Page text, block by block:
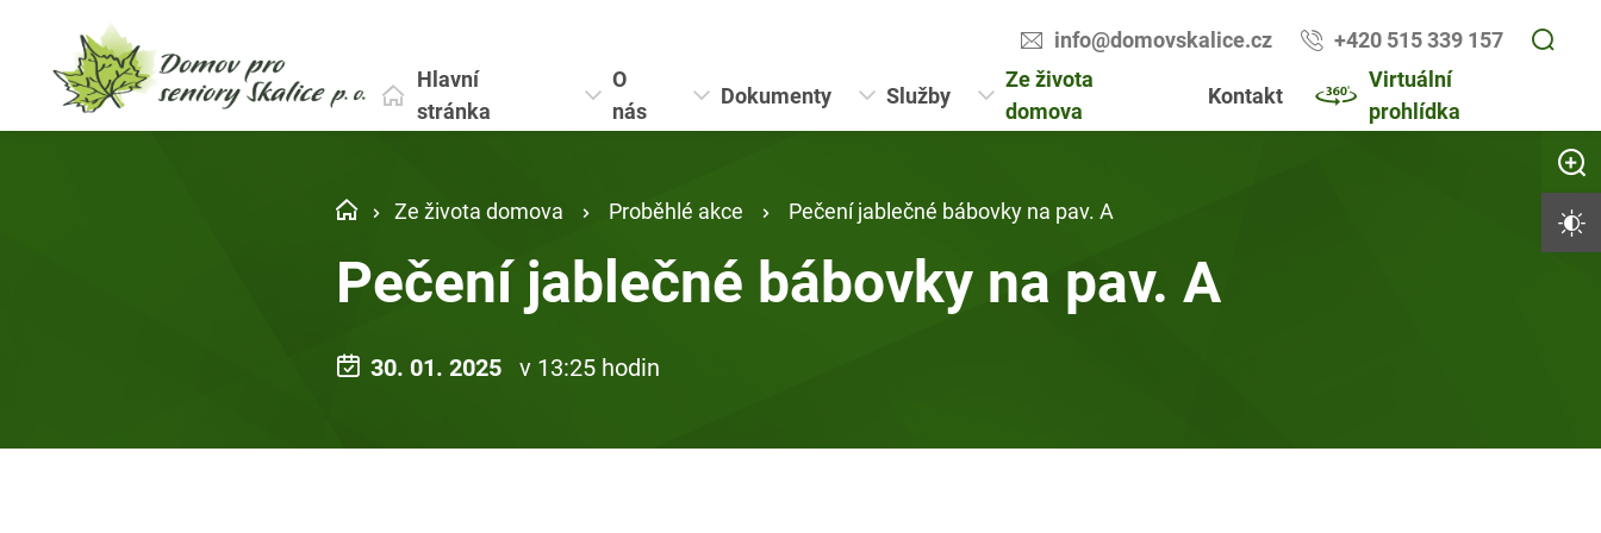
info@domovskalice.cz
+420 515 339 157
Hlavní
stránka
O
nás
Dokumenty Služby
Ze života
domova
Kontakt
Virtuální
prohlídka
Ze života domova Proběhlé akce Pečení jablečné bábovky na pav. A
Pečení jablečné bábovky na pav. A
30. 01. 2025 v 13:25 hodin